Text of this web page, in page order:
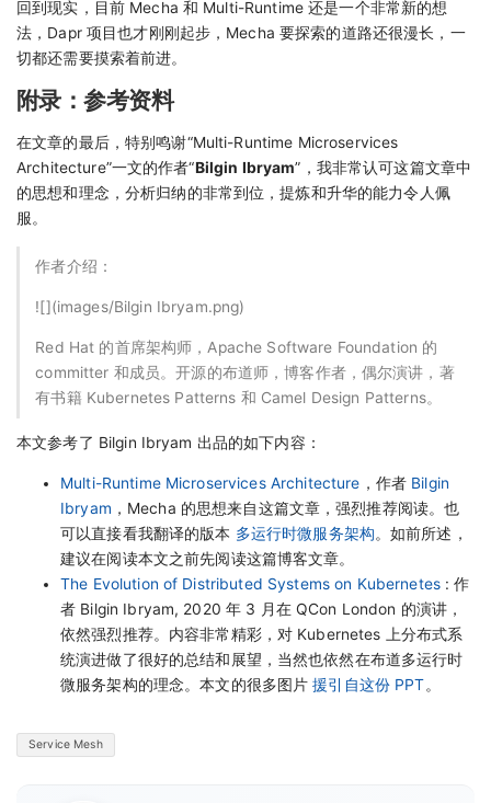
回到现实，目前 Mecha 和 Multi-Runtime 还是一个非常新的想
法，Dapr 项目也才刚刚起步，Mecha 要探索的道路还很漫长，一
切都还需要摸索着前进。
附录：参考资料
在文章的最后，特别鸣谢“Multi-Runtime Microservices
Architecture”一文的作者“Bilgin Ibryam”，我非常认可这篇文章中
的思想和理念，分析归纳的非常到位，提炼和升华的能力令人佩
服。
作者介绍：
![](images/Bilgin Ibryam.png)
Red Hat 的首席架构师，Apache Software Foundation 的
committer 和成员。开源的布道师，博客作者，偶尔演讲，著
有书籍 Kubernetes Patterns 和 Camel Design Patterns。
本文参考了 Bilgin Ibryam 出品的如下内容：
Multi-Runtime Microservices Architecture ，作者 Bilgin
Ibryam ，Mecha 的思想来自这篇文章，强烈推荐阅读。也
可以直接看我翻译的版本 多运行时微服务架构。如前所述，
建议在阅读本文之前先阅读这篇博客文章。
The Evolution of Distributed Systems on Kubernetes: 作
者 Bilgin Ibryam, 2020 年 3 月在 QCon London 的演讲，
依然强烈推荐。内容非常精彩，对 Kubernetes 上分布式系
统演进做了很好的总结和展望，当然也依然在布道多运行时
微服务架构的理念。本文的很多图片援引自这份 PPT。
Service Mesh